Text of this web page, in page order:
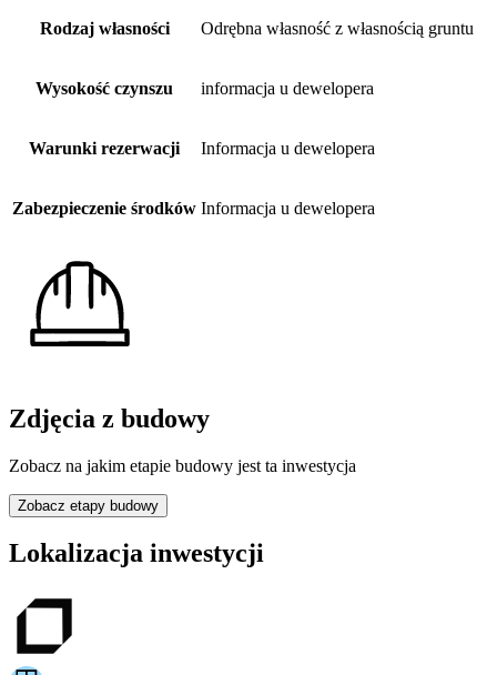
Rodzaj własności Odrębna własność z własnością gruntu
Wysokość czynszu informacja u dewelopera
Warunki rezerwacji Informacja u dewelopera
Zabezpieczenie środków Informacja u dewelopera
Zdjęcia z budowy
Zobacz na jakim etapie budowy jest ta inwestycja
Zobacz etapy budowy
Lokalizacja inwestycji